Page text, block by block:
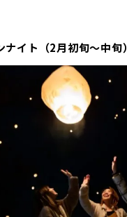
イト（2月初旬～中旬）